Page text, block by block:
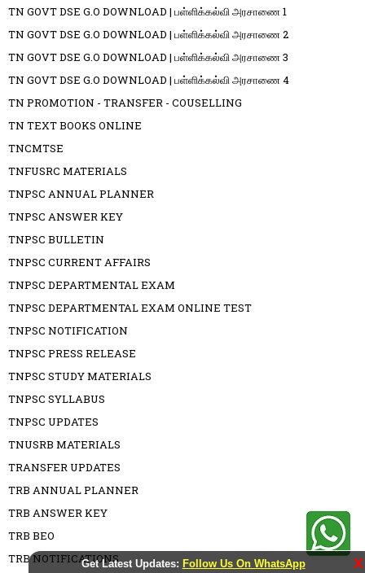
Get Latest Updates: Follow Us On WhatsApp X
TN GOVT DSE G.O DOWNLOAD | பள்ளிக்கல்வி அரசாணை 1
TN GOVT DSE G.O DOWNLOAD | பள்ளிக்கல்வி அரசாணை 2
TN GOVT DSE G.O DOWNLOAD | பள்ளிக்கல்வி அரசாணை 3
TN GOVT DSE G.O DOWNLOAD | பள்ளிக்கல்வி அரசாணை 4
TN PROMOTION - TRANSFER - COUSELLING
TN TEXT BOOKS ONLINE
TNCMTSE
TNFUSRC MATERIALS
TNPSC ANNUAL PLANNER
TNPSC ANSWER KEY
TNPSC BULLETIN
TNPSC CURRENT AFFAIRS
TNPSC DEPARTMENTAL EXAM
TNPSC DEPARTMENTAL EXAM ONLINE TEST
TNPSC NOTIFICATION
TNPSC PRESS RELEASE
TNPSC STUDY MATERIALS
TNPSC SYLLABUS
TNPSC UPDATES
TNUSRB MATERIALS
TRANSFER UPDATES
TRB ANNUAL PLANNER
TRB ANSWER KEY
TRB BEO
TRB NOTIFICATIONS